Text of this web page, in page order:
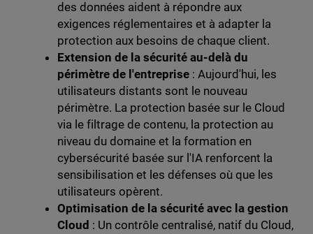
des données aident à répondre aux
exigences réglementaires et à adapter la
protection aux besoins de chaque client.
Extension de la sécurité au-delà du
périmètre de l'entreprise: Aujourd'hui, les
utilisateurs distants sont le nouveau
périmètre. La protection basée sur le Cloud
via le filtrage de contenu, la protection au
niveau du domaine et la formation en
cybersécurité basée sur l'IA renforcent la
sensibilisation et les défenses où que les
utilisateurs opèrent.
Optimisation de la sécurité avec la gestion
Cloud : Un contrôle centralisé, natif du Cloud,